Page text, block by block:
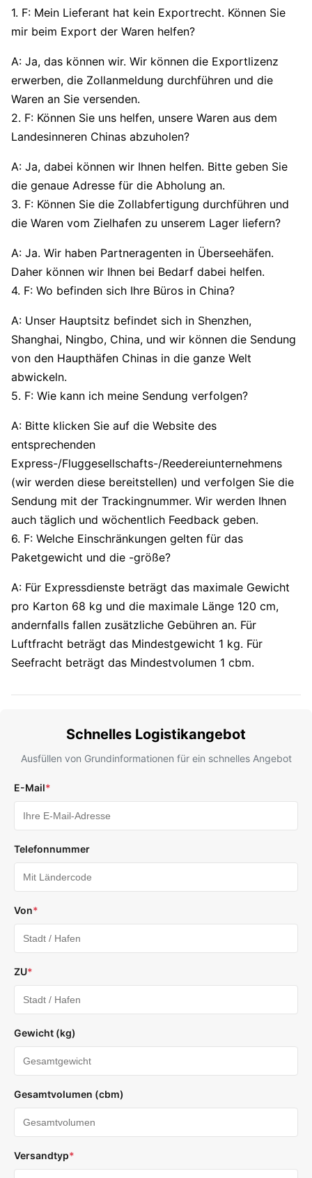
1. F: Mein Lieferant hat kein Exportrecht. Können Sie
mir beim Export der Waren helfen?
A: Ja, das können wir. Wir können die Exportlizenz
erwerben, die Zollanmeldung durchführen und die
Waren an Sie versenden.
2. F: Können Sie uns helfen, unsere Waren aus dem
Landesinneren Chinas abzuholen?
A: Ja, dabei können wir Ihnen helfen. Bitte geben Sie
die genaue Adresse für die Abholung an.
3. F: Können Sie die Zollabfertigung durchführen und
die Waren vom Zielhafen zu unserem Lager liefern?
A: Ja. Wir haben Partneragenten in Überseehäfen.
Daher können wir Ihnen bei Bedarf dabei helfen.
4. F: Wo befinden sich Ihre Büros in China?
A: Unser Hauptsitz befindet sich in Shenzhen,
Shanghai, Ningbo, China, und wir können die Sendung
von den Haupthäfen Chinas in die ganze Welt
abwickeln.
5. F: Wie kann ich meine Sendung verfolgen?
A: Bitte klicken Sie auf die Website des
entsprechenden
Express-/Fluggesellschafts-/Reedereiunternehmens
(wir werden diese bereitstellen) und verfolgen Sie die
Sendung mit der Trackingnummer. Wir werden Ihnen
auch täglich und wöchentlich Feedback geben.
6. F: Welche Einschränkungen gelten für das
Paketgewicht und die -größe?
A: Für Expressdienste beträgt das maximale Gewicht
pro Karton 68 kg und die maximale Länge 120 cm,
andernfalls fallen zusätzliche Gebühren an. Für
Luftfracht beträgt das Mindestgewicht 1 kg. Für
Seefracht beträgt das Mindestvolumen 1 cbm.
Schnelles Logistikangebot
Ausfüllen von Grundinformationen für ein schnelles Angebot
E-Mail*
Telefonnummer
Von*
ZU*
Gewicht (kg)
Gesamtvolumen (cbm)
Versandtyp*